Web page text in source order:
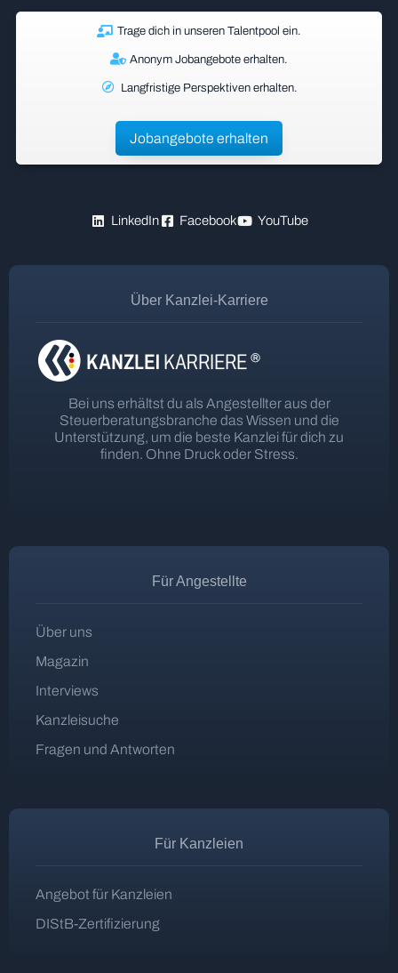
Trage dich in unseren Talentpool ein.
Anonym Jobangebote erhalten.
Langfristige Perspektiven erhalten.
Jobangebote erhalten
LinkedIn Facebook YouTube
Über Kanzlei-Karriere
Bei uns erhältst du als Angestellter aus der
Steuerberatungsbranche das Wissen und die
Unterstützung, um die beste Kanzlei für dich zu
finden. Ohne Druck oder Stress.
Für Angestellte
Über uns
Magazin
Interviews
Kanzleisuche
Fragen und Antworten
Für Kanzleien
Angebot für Kanzleien
DIStB-Zertifizierung